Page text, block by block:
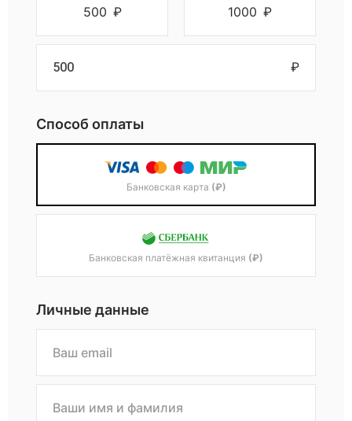
500 ₽ 1000 ₽
₽
Способ оплаты
Банковская карта (₽)
Банковская платёжная квитанция (₽)
Личные данные